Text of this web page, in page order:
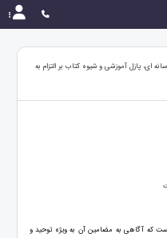
ای، پازل آموزشی و شیوه کتاب بر التزام به
که آگاهی به مضامین آن به ویژه توحید و